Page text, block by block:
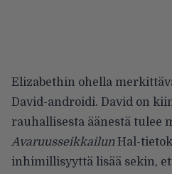
Elizabethin ohella
David-androidi. David on
rauhallisesta äänestä tulee
AvaruusseikkailunHal-
inhimillisyyttä lisää sekin,